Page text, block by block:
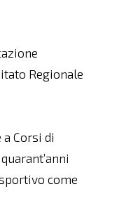
Regionale
Corsi di
come